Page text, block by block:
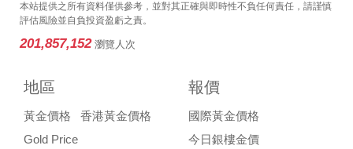
本站提供之所有資料僅供參考，並對其正確與即時性不負任何責任，請謹慎
評估風險並自負投資盈虧之責。
201,857,152 瀏覽人次
地區
黃金價格
香港黃金價格
Gold Price
報價
國際黃金價格
今日銀樓金價